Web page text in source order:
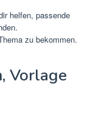
helfen, passende
zu bekommen.
Vorlage